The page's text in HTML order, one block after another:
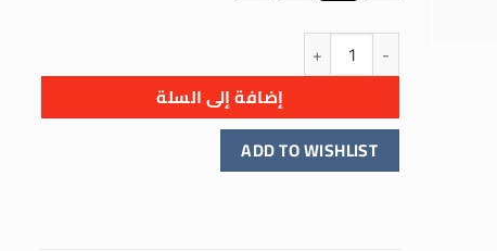
كمية طقم بدلة سبور بيج صيفي عصري الأناقة المريحة لطلة
إضافة إلى السلة
ADD TO WISHLIST